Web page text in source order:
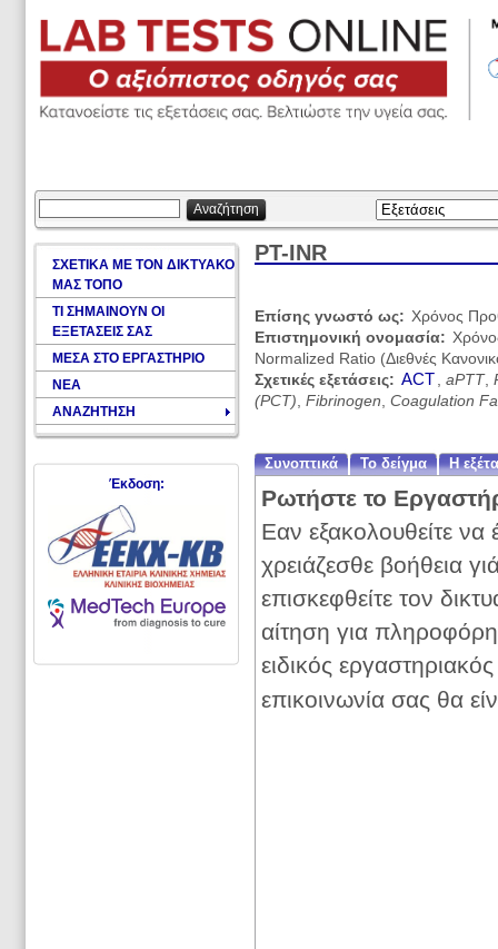
Αναζήτηση
PT-INR
Επίσης γνωστό ως: Χρόνος
Επιστημονική ονομασία:
Normalized Ratio (Διεθνές
Σχετικές εξετάσεις: ACT , aPTT,
(PCT), Fibrinogen, Coagulation
Συνοπτικά Το δείγμα Η
Ρωτήστε το
Εαν εξακολουθείτε να
χρειάζεσθε βοήθεια
επισκεφθείτε τον
αίτηση για
ειδικός
επικοινωνία σας θα
ΣΧΕΤΙΚΑ ΜΕ ΤΟΝ ΔΙΚΤΥΑΚΟ
ΜΑΣ ΤΟΠΟ
ΤΙ ΣΗΜΑΙΝΟΥΝ ΟΙ
ΕΞΕΤΑΣΕΙΣ ΣΑΣ
ΜΕΣΑ ΣΤΟ ΕΡΓΑΣΤΗΡΙΟ
ΝΕΑ
ΑΝΑΖΗΤΗΣΗ
Έκδοση: